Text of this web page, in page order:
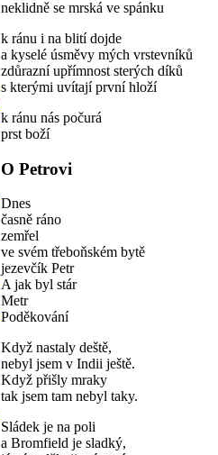
neklidně se mrská ve spánku
k ránu i na blití dojde
a kyselé úsměvy mých vrstevníků
zdůrazní upřímnost sterých díků
s kterými uvítají první hloží
k ránu nás počurá
prst boží
O Petrovi
Dnes
časně ráno
zemřel
ve svém třeboňském bytě
jezevčík Petr
A jak byl stár
Metr
Poděkování
Když nastaly deště,
nebyl jsem v Indii ještě.
Když přišly mraky
tak jsem tam nebyl taky.
Sládek je na poli
a Bromfield je sladký,